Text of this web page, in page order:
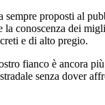
sempre proposti al
la conoscenza dei
e di alto pregio.
fianco è ancora
senza dover